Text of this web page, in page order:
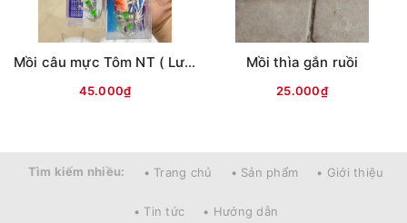
Mồi câu mực Tôm NT ( Lưng vằn )
45.000₫
Mồi thìa gắn ruồi
25.000₫
Tìm kiếm nhiều: • Trang chủ • Sản phẩm • Giới thiệu
• Tin tức • Hướng dẫn